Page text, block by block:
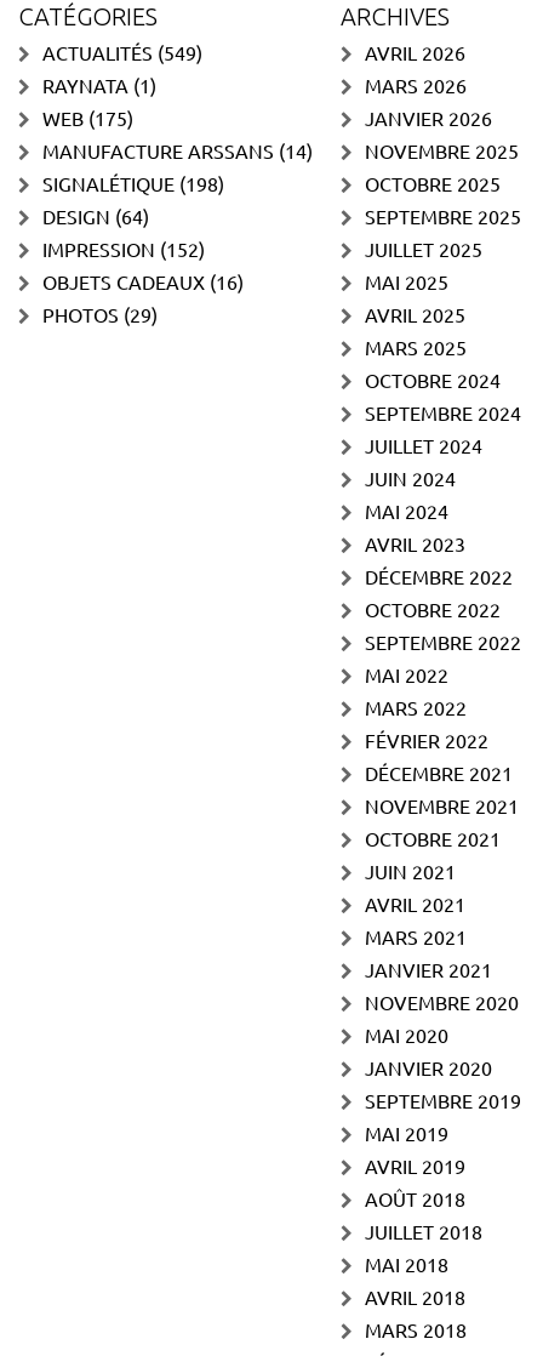
CATÉGORIES
ACTUALITÉS (549)
RAYNATA (1)
WEB (175)
MANUFACTURE ARSSANS (14)
SIGNALÉTIQUE (198)
DESIGN (64)
IMPRESSION (152)
OBJETS CADEAUX (16)
PHOTOS (29)
ARCHIVES
AVRIL 2026
MARS 2026
JANVIER 2026
NOVEMBRE 2025
OCTOBRE 2025
SEPTEMBRE 2025
JUILLET 2025
MAI 2025
AVRIL 2025
MARS 2025
OCTOBRE 2024
SEPTEMBRE 2024
JUILLET 2024
JUIN 2024
MAI 2024
AVRIL 2023
DÉCEMBRE 2022
OCTOBRE 2022
SEPTEMBRE 2022
MAI 2022
MARS 2022
FÉVRIER 2022
DÉCEMBRE 2021
NOVEMBRE 2021
OCTOBRE 2021
JUIN 2021
AVRIL 2021
MARS 2021
JANVIER 2021
NOVEMBRE 2020
MAI 2020
JANVIER 2020
SEPTEMBRE 2019
MAI 2019
AVRIL 2019
AOÛT 2018
JUILLET 2018
MAI 2018
AVRIL 2018
MARS 2018